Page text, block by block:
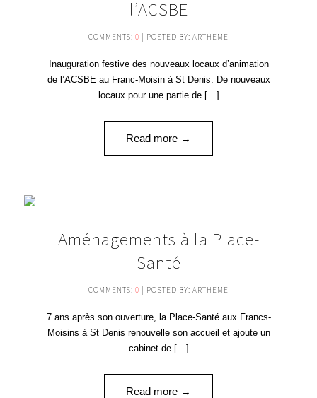
l’ACSBE
COMMENTS: 0 | POSTED BY: ARTHEME
Inauguration festive des nouveaux locaux d’animation
de l’ACSBE au Franc-Moisin à St Denis. De nouveaux
locaux pour une partie de […]
Read more →
SEP '18
Aménagements à la Place-
Santé
COMMENTS: 0 | POSTED BY: ARTHEME
7 ans après son ouverture, la Place-Santé aux Francs-
Moisins à St Denis renouvelle son accueil et ajoute un
cabinet de […]
Read more →